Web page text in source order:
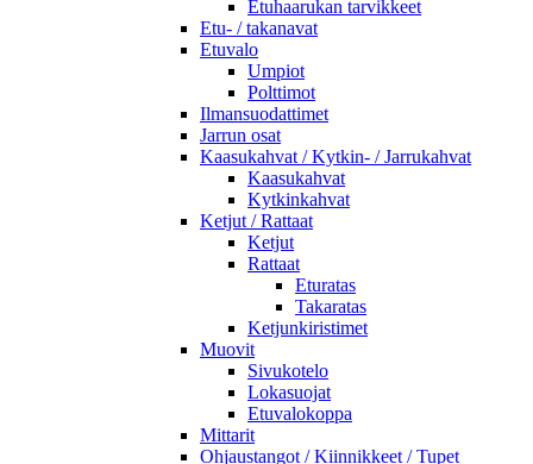
Etuhaarukan tarvikkeet
Etu- / takanavat
Etuvalo
Umpiot
Polttimot
Ilmansuodattimet
Jarrun osat
Kaasukahvat / Kytkin- / Jarrukahvat
Kaasukahvat
Kytkinkahvat
Ketjut / Rattaat
Ketjut
Rattaat
Eturatas
Takaratas
Ketjunkiristimet
Muovit
Sivukotelo
Lokasuojat
Etuvalokoppa
Mittarit
Ohjaustangot / Kiinnikkeet / Tupet